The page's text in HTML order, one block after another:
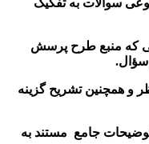
سوالات به تفکیک
منبع طرح پرسش
سؤال.
و همچنین تشریح گزینه
جامع مستند به